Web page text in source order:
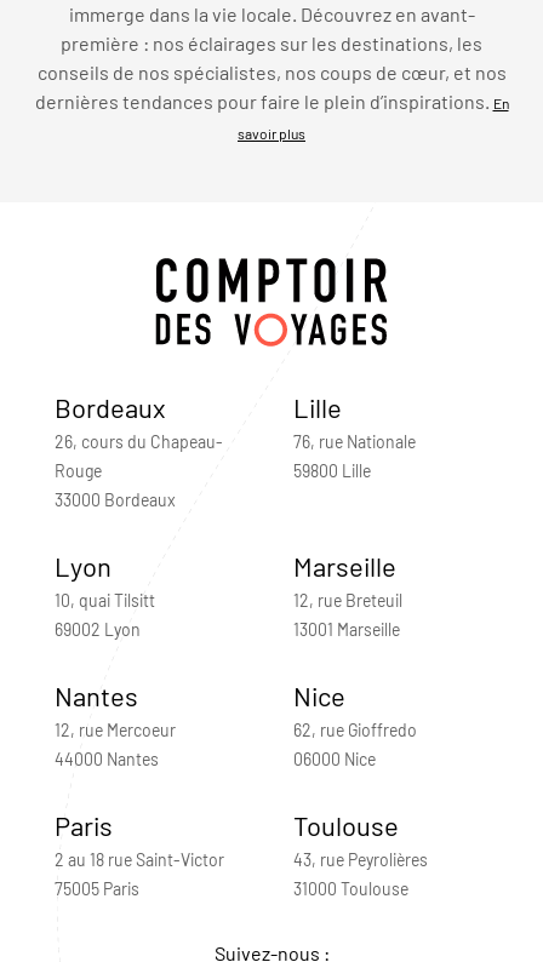
immerge dans la vie locale. Découvrez en avant-
première : nos éclairages sur les destinations, les
conseils de nos spécialistes, nos coups de cœur, et nos
dernières tendances pour faire le plein d’inspirations. En
savoir plus
Bordeaux
26, cours du Chapeau-
Rouge
33000 Bordeaux
Lille
76, rue Nationale
59800 Lille
Lyon
10, quai Tilsitt
69002 Lyon
Marseille
12, rue Breteuil
13001 Marseille
Nantes
12, rue Mercoeur
44000 Nantes
Nice
62, rue Gioffredo
06000 Nice
Paris
2 au 18 rue Saint-Victor
75005 Paris
Toulouse
43, rue Peyrolières
31000 Toulouse
Suivez-nous :